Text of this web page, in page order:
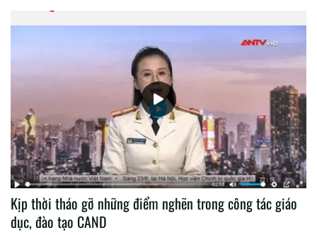
Kịp thời tháo gỡ những điểm nghẽn trong công tác giáo
dục, đào tạo CAND